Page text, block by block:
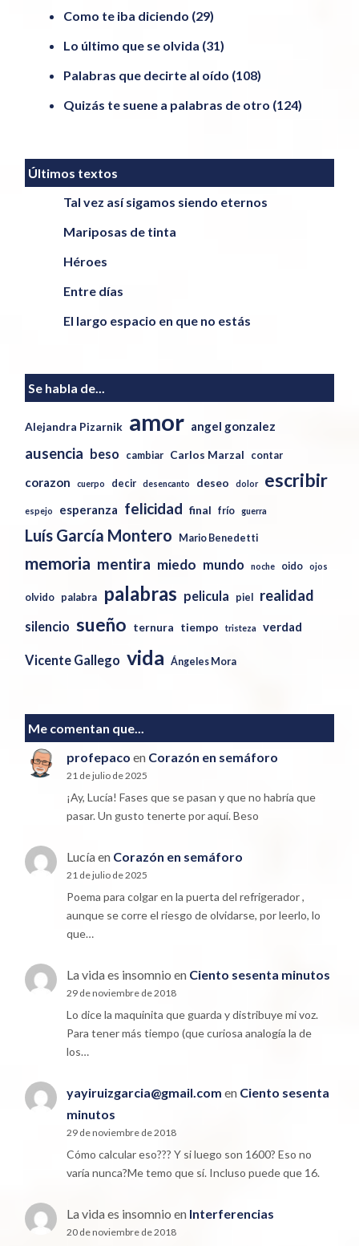
Como te iba diciendo (29)
Lo último que se olvida (31)
Palabras que decirte al oído (108)
Quizás te suene a palabras de otro (124)
Últimos textos
Tal vez así sigamos siendo eternos
Mariposas de tinta
Héroes
Entre días
El largo espacio en que no estás
Se habla de...
Alejandra Pizarnik amor angel gonzalez
ausencia beso cambiar Carlos Marzal contar
corazon cuerpo decir desencanto deseo dolor escribir
espejo esperanza felicidad final frío guerra
Luís García Montero Mario Benedetti
memoria mentira miedo mundo noche oido ojos
olvido palabra palabras pelicula piel realidad
silencio sueño ternura tiempo tristeza verdad
Vicente Gallego vida Ángeles Mora
Me comentan que...
profepaco en Corazón en semáforo
21 de julio de 2025
¡Ay, Lucía! Fases que se pasan y que no habría que
pasar. Un gusto tenerte por aquí. Beso
Lucíaen Corazón en semáforo
21 de julio de 2025
Poema para colgar en la puerta del refrigerador ,
aunque se corre el riesgo de olvidarse, por leerlo, lo
que…
La vida es insomnio en Ciento sesenta minutos
29 de noviembre de 2018
Lo dice la maquinita que guarda y distribuye mi voz.
Para tener más tiempo (que curiosa analogía la de
los…
yayiruizgarcia@gmail.com en Ciento sesenta
minutos
29 de noviembre de 2018
Cómo calcular eso??? Y si luego son 1600? Eso no
varía nunca?Me temo que sí. Incluso puede que 16.
La vida es insomnio en Interferencias
20 de noviembre de 2018